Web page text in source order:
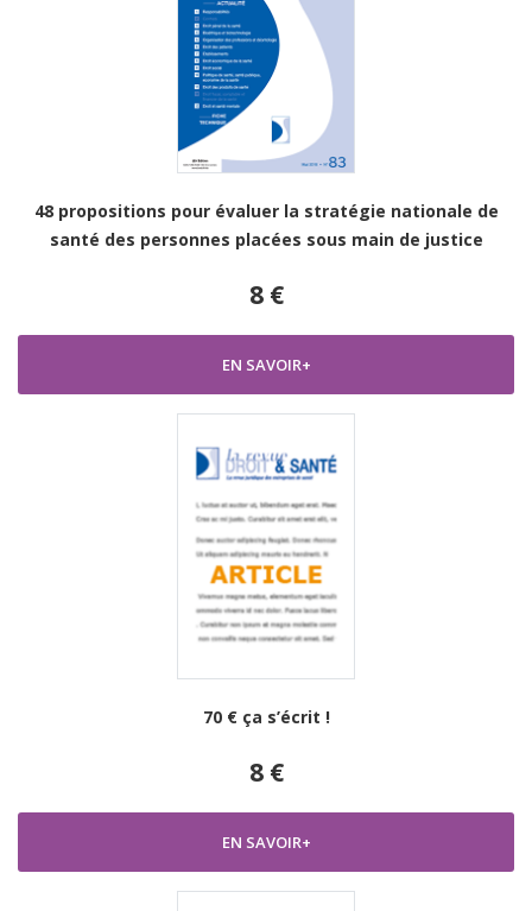
48 propositions pour évaluer la stratégie nationale de
santé des personnes placées sous main de justice
8 €
EN SAVOIR+
70 € ça s’écrit !
8 €
EN SAVOIR+